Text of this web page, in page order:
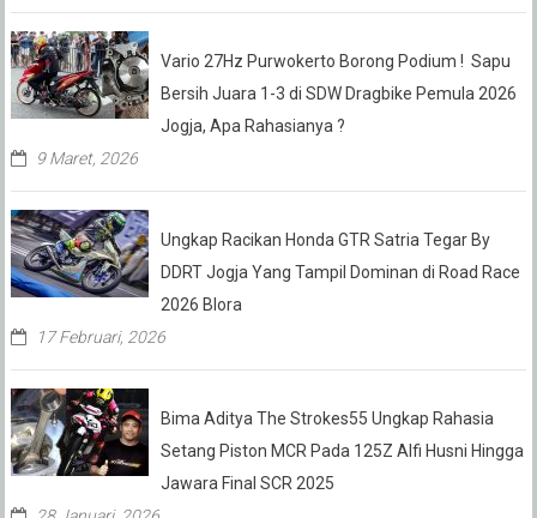
Vario 27Hz Purwokerto Borong Podium ! Sapu
Bersih Juara 1-3 di SDW Dragbike Pemula 2026
Jogja, Apa Rahasianya ?
9 Maret, 2026
Ungkap Racikan Honda GTR Satria Tegar By
DDRT Jogja Yang Tampil Dominan di Road Race
2026 Blora
17 Februari, 2026
Bima Aditya The Strokes55 Ungkap Rahasia
Setang Piston MCR Pada 125Z Alfi Husni Hingga
Jawara Final SCR 2025